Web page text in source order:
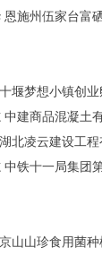
恩施州伍家台富
十堰梦想小镇创
中建商品混凝土
湖北凌云建设工
中铁十一局集团
京山山珍食用菌